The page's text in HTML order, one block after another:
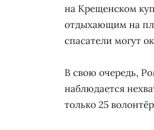
на Крещенском
отдыхающим на
спасатели могут
В свою очередь,
наблюдается
только 25